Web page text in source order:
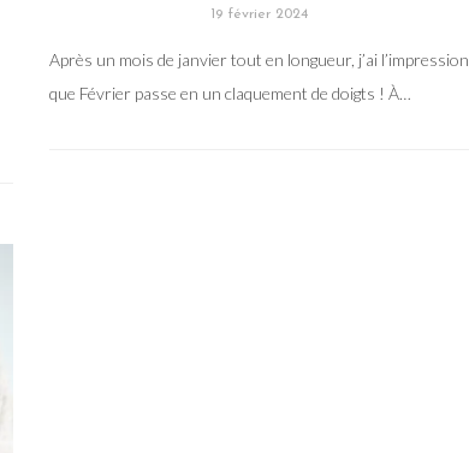
19 février 2024
Après un mois de janvier tout en longueur, j’ai l’impression
que Février passe en un claquement de doigts ! À…